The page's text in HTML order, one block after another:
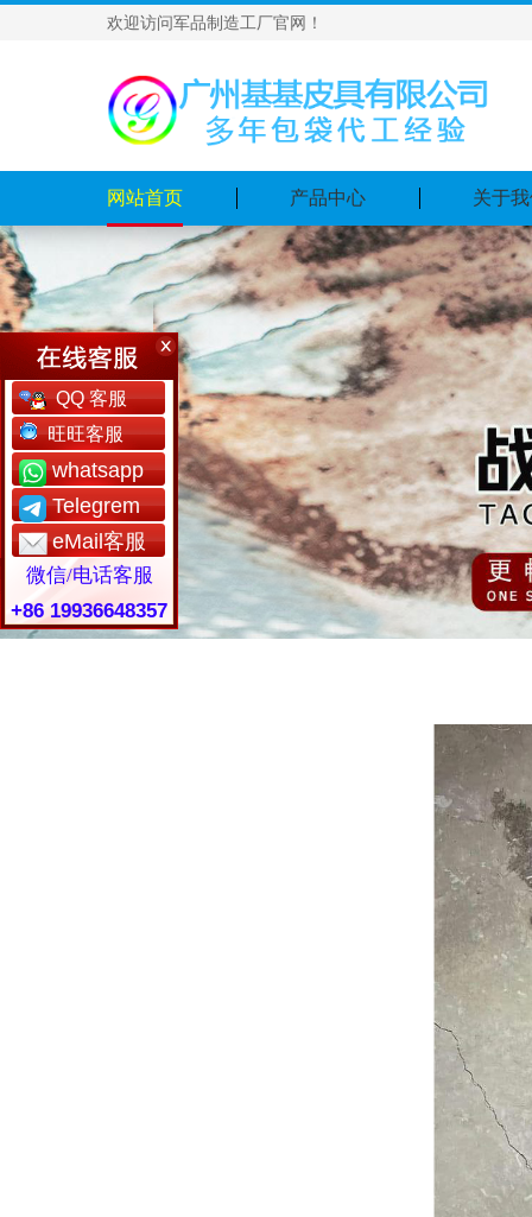
欢迎访问军品制造工厂官网！
网站首页 产品中心 关于
QQ 客服
旺旺客服
whatsapp
Telegrem
eMail客服
微信/电话客服
+86 19936648357